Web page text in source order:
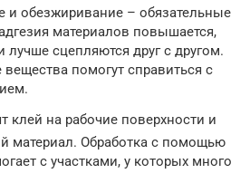
и обезжиривание – обязательные
материалов повышается,
лучше сцепляются друг с другом.
помогут справиться с
клей на рабочие поверхности и
материал. Обработка с помощью
с участками, у которых много